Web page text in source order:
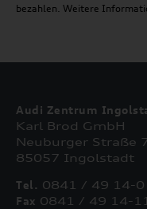
bezahlen. Weitere
Audi Zentrum
Karl Brod GmbH
Neuburger Straße
85057 Ingolstadt
Tel. 0841 / 49 14-0
Fax 0841 / 49 14-